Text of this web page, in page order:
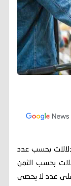
بحسب عدد
بحسب الثمن
عدد لا يحصى